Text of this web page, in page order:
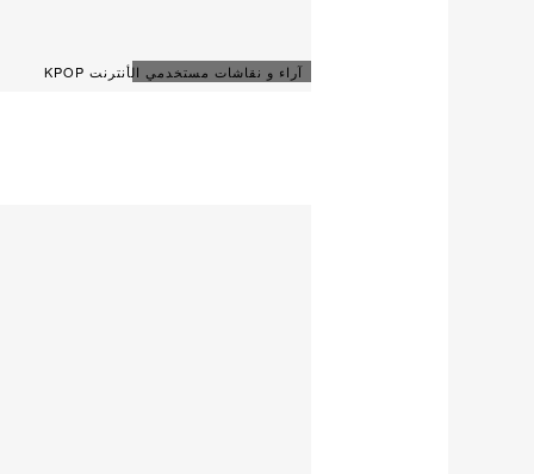
آراء و نقاشات مستخدمي الأنترنت KPOP